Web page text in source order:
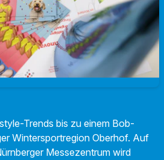
Trends bis zu einem Bob-
Wintersportregion Oberhof. Auf
Messezentrum wird